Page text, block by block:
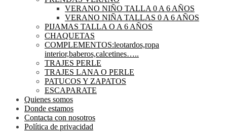
VERANO NIÑO TALLA 0 A 6 AÑOS
VERANO NIÑA TALLAS 0 A 6 AÑOS
PIJAMAS TALLA O A 6 AÑOS
CHAQUETAS
COMPLEMENTOS:leotardos,ropa
interior,baberos,calcetines…..
TRAJES PERLE
TRAJES LANA O PERLE
PATUCOS Y ZAPATOS
ESCAPARATE
Quienes somos
Donde estamos
Contacta con nosotros
Política de privacidad